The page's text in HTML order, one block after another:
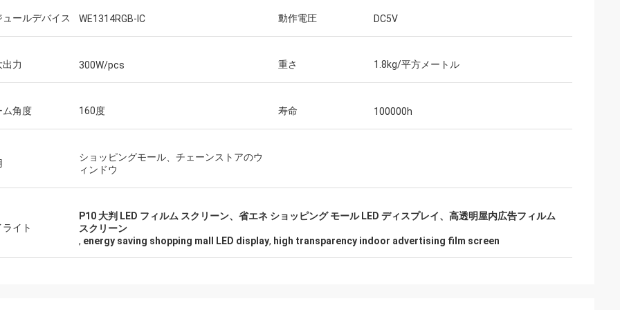
ュールデバイス WE1314RGB-IC 動作電圧 DC5V
出力 300W/pcs 重さ 1.8kg/平方メートル
ム角度 160度 寿命 100000h
ショッピングモール、チェーンストアのウ
ィンドウ
イト
P10 大判 LED フィルム スクリーン、省エネ ショッピング モール LED ディスプレイ、高透明屋内広告フィルム
スクリーン
, energy saving shopping mall LED display, high transparency indoor advertising film screen